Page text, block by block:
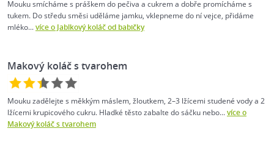
Mouku smícháme s práškem do pečiva a cukrem a dobře promícháme s
tukem. Do středu směsi uděláme jamku, vklepneme do ní vejce, přidáme
mléko...více o Jablkový koláč od babičky
Makový koláč s tvarohem
Mouku zadělejte s měkkým máslem, žloutkem, 2–3 lžícemi studené vody a 2
lžícemi krupicového cukru. Hladké těsto zabalte do sáčku nebo...více o
Makový koláč s tvarohem